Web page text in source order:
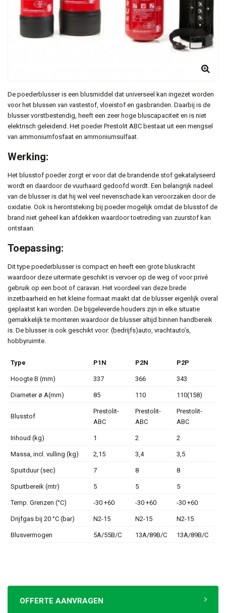
De poederblusser is een blusmiddel dat universeel kan ingezet worden
voor het blussen van vastestof, vloeistof en gasbranden. Daarbij is de
blusser vorstbestendig, heeft een zeer hoge bluscapaciteit en is niet
elektrisch geleidend. Het poeder Prestolit ABC bestaat uit een mengsel
van ammoniumfosfaat en ammoniumsulfaat.
Werking:
Het blusstof poeder zorgt er voor dat de brandende stof gekatalyseerd
wordt en daardoor de vuurhaard gedoofd wordt. Een belangrijk nadeel
van de blusser is dat hij wel veel nevenschade kan veroorzaken door de
oxidatie. Ook is herontsteking bij poeder mogelijk omdat de blusstof de
brand niet geheel kan afdekken waardoor toetreding van zuurstof kan
ontstaan.
Toepassing:
Dit type poederblusser is compact en heeft een grote bluskracht
waardoor deze uitermate geschikt is vervoer op de weg of voor privé
gebruik op een boot of caravan. Het voordeel van deze brede
inzetbaarheid en het kleine formaat maakt dat de blusser eigenlijk overal
geplaatst kan worden. De bijgeleverde houders zijn in elke situatie
gemakkelijk te monteren waardoor de blusser altijd binnen handbereik
is. De blusser is ook geschikt voor: (bedrijfs)auto, vrachtauto’s,
hobbyruimte.
Type P1N P2N P2P
Hoogte B (mm) 337 366 343
Diameter ø A(mm) 85 110 110(158)
Blusstof
Prestolit-
ABC
Prestolit-
ABC
Prestolit-
ABC
Inhoud (kg) 1 2 2
Massa, incl. vulling (kg) 2,15 3,4 3,5
Spuitduur (sec) 7 8 8
Spuitbereik (mtr) 5 5 5
Temp. Grenzen (°C) -30 +60 -30 +60 -30 +60
Drijfgas bij 20 °C (bar) N2-15 N2-15 N2-15
Blusvermogen 5A/55B/C 13A/89B/C 13A/89B/C
OFFERTE AANVRAGEN